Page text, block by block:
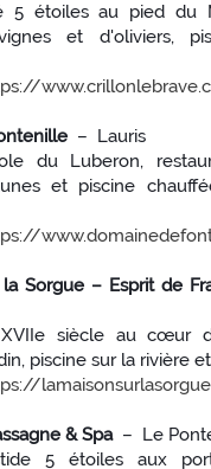
5 étoiles au pied du
et d'oliviers,
– Lauris
du Luberon,
et piscine
Sorgue – Esprit de
siècle au cœur
piscine sur la rivière
& Spa– Le
5 étoiles aux